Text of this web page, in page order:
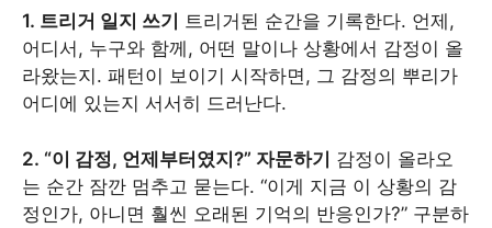
1. 트리거 일지 쓰기
트리거된 순간을 기록한다. 언제,
어디서, 누구와 함께, 어떤 말이나 상황에서 감정이 올
라왔는지. 패턴이 보이기 시작하면, 그 감정의 뿌리가
어디에 있는지 서서히 드러난다.
2. “이 감정, 언제부터였지?” 자문하기 감정이 올라오
는 순간 잠깐 멈추고 묻는다. “이게 지금 이 상황의 감
정인가, 아니면 훨씬 오래된 기억의 반응인가?” 구분하